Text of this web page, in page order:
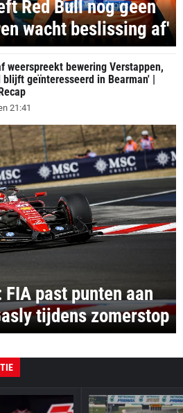
Red Bull nog geen
wacht beslissing af'
weerspreekt bewering Verstappen,
blijft geïnteresseerd in Bearman' |
21:41
past punten aan
tijdens zomerstop